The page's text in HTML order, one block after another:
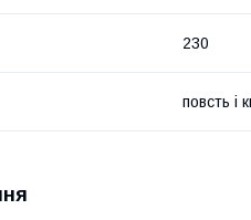
230
повсть і